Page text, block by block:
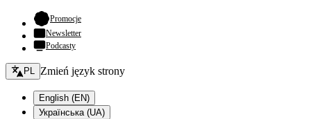
Promocje- otwiera się w nowej karcie
Newsletter
Podcasty
Zmień język - bieżący:
PL Zmień język strony
English (EN)
Українська (UA)